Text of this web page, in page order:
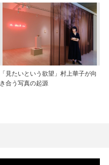
「見たいという欲望」村上華子が向
き合う写真の起源